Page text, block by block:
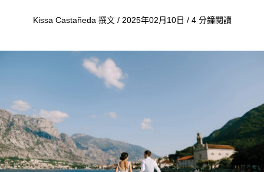
Kissa Castañeda 撰文 / 2025年02月10日 / 4 分鐘閱讀